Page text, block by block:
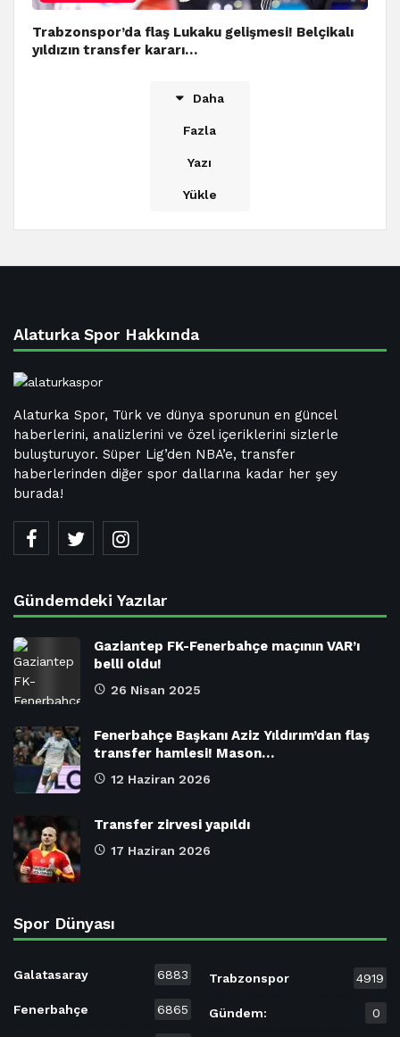
Trabzonspor’da flaş Lukaku gelişmesi! Belçikalı
yıldızın transfer kararı…
Daha
Fazla
Yazı
Yükle
Alaturka Spor Hakkında
Alaturka Spor, Türk ve dünya sporunun en güncel
haberlerini, analizlerini ve özel içeriklerini sizlerle
buluşturuyor. Süper Lig’den NBA’e, transfer
haberlerinden diğer spor dallarına kadar her şey
burada!
Gündemdeki Yazılar
Gaziantep FK-Fenerbahçe maçının VAR’ı
belli oldu!
26 Nisan 2025
Fenerbahçe Başkanı Aziz Yıldırım’dan flaş
transfer hamlesi! Mason…
12 Haziran 2026
Transfer zirvesi yapıldı
17 Haziran 2026
Spor Dünyası
Galatasaray 6883
Fenerbahçe 6865
Trabzonspor 4919
Gündem: 0